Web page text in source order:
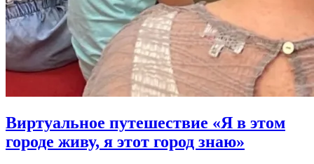
Виртуальное путешествие «Я в этом
городе живу, я этот город знаю»